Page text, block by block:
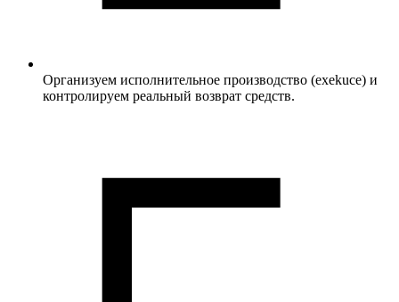
Организуем исполнительное производство (exekuce) и
контролируем реальный возврат средств.